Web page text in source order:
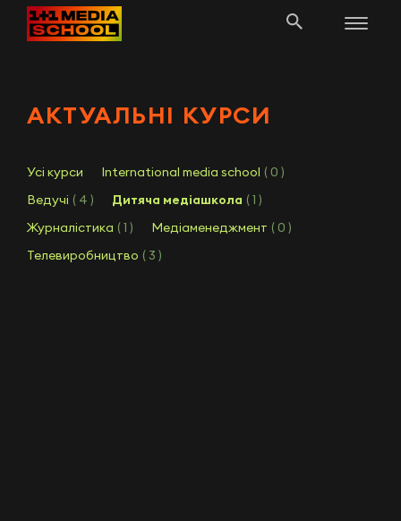
АКТУАЛЬНІ КУРСИ
Усі курси International media school ( 0 )
Ведучі ( 4 ) Дитяча медіашкола ( 1 )
Журналістика ( 1 ) Медіаменеджмент ( 0 )
Телевиробництво ( 3 )